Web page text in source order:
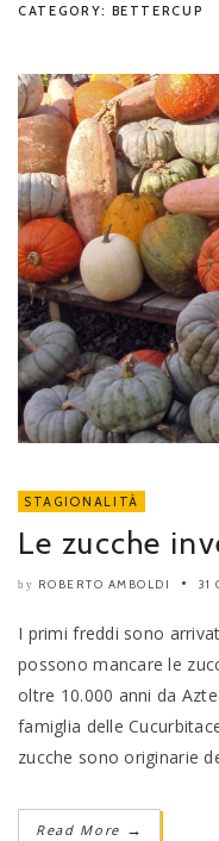
CATEGORY: BETTERCUP
STAGIONALITÀ
Le zucche
by ROBERTO AMBOLDI 31
I primi freddi sono
possono mancare le
oltre 10.000 anni da
famiglia delle
zucche sono originarie
Read More →